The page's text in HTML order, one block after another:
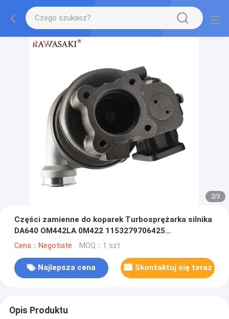
2/3
Części zamienne do koparek Turbosprężarka silnika
DA640 OM442LA 0M422 1153279706425
53279706201 53279706203 53279706206
Cena：Negotiate MOQ：1 szt
Najlepsza cena Skontaktuj się teraz
Opis Produktu